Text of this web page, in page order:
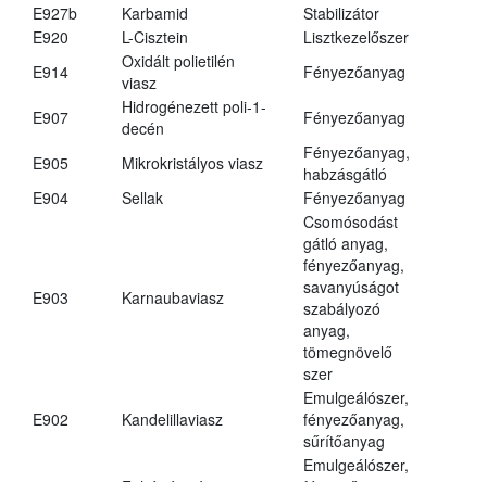
E927b
Karbamid
Stabilizátor
E920
L-Cisztein
Lisztkezelőszer
E914
Oxidált polietilén
viasz
Fényezőanyag
E907
Hidrogénezett poli-1-
decén
Fényezőanyag
E905 Mikrokristályos viasz
Fényezőanyag,
habzásgátló
E904
Sellak Fényezőanyag
E903 Karnaubaviasz
Csomósodást
gátló anyag,
fényezőanyag,
savanyúságot
szabályozó
anyag,
tömegnövelő
szer
E902 Kandelillaviasz
Emulgeálószer,
fényezőanyag,
sűrítőanyag
Emulgeálószer,